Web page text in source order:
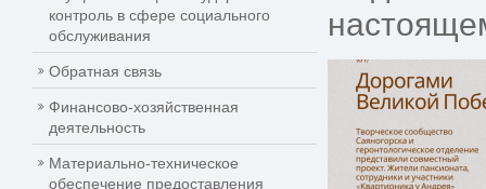
контроль в сфере социального
обслуживания
Обратная связь
Финансово-хозяйственная
деятельность
Материально-техническое
обеспечение предоставления